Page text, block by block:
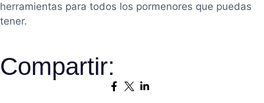
herramientas para todos los pormenores que puedas
tener.
Compartir: